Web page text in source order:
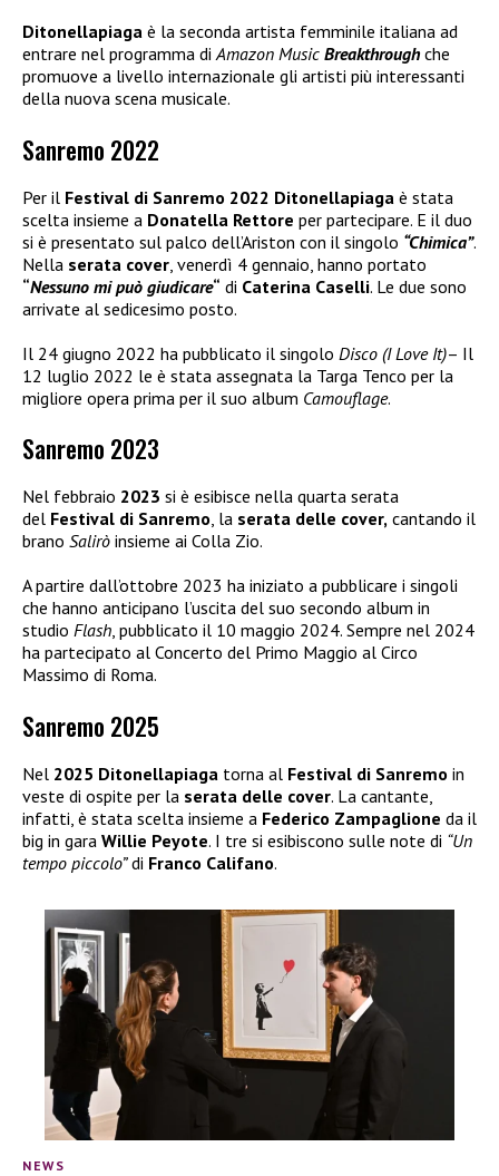
Ditonellapiaga è la seconda artista femminile italiana ad
entrare nel programma diAmazon Music Breakthroughche
promuove a livello internazionale gli artisti più interessanti
della nuova scena musicale.
Sanremo 2022
Per il Festival di Sanremo 2022 Ditonellapiaga è stata
scelta insieme a Donatella Rettore per partecipare. E il duo
si è presentato sul palco dell’Ariston con il singolo “Chimica”.
Nella serata cover , venerdì 4 gennaio, hanno portato
“Nessuno mi può giudicare“ di Caterina Caselli. Le due sono
arrivate al sedicesimo posto.
Il 24 giugno 2022 ha pubblicato il singolo Disco (I Love It)– Il
12 luglio 2022 le è stata assegnata la Targa Tenco per la
migliore opera prima per il suo album Camouflage.
Sanremo 2023
Nel febbraio 2023 si è esibisce nella quarta serata
del Festival di Sanremo, la serata delle cover, cantando il
brano Salirò insieme ai Colla Zio.
A partire dall’ottobre 2023 ha iniziato a pubblicare i singoli
che hanno anticipano l’uscita del suo secondo album in
studio Flash, pubblicato il 10 maggio 2024. Sempre nel 2024
ha partecipato al Concerto del Primo Maggio al Circo
Massimo di Roma.
Sanremo 2025
Nel 2025 Ditonellapiaga torna al Festival di Sanremo in
veste di ospite per la serata delle cover. La cantante,
infatti, è stata scelta insieme a Federico Zampaglione da il
big in gara Willie Peyote. I tre si esibiscono sulle note di “Un
tempo piccolo”di Franco Califano.
NEWS